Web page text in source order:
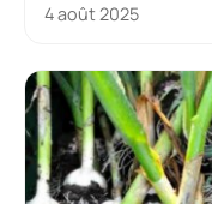
4 août 2025